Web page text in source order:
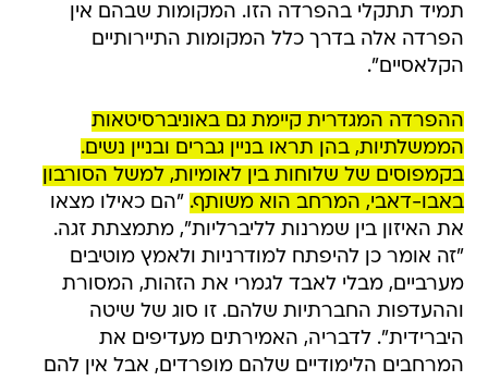
תמיד תתקלי בהפרדה הזו. המקומות שבהם אין
הפרדה אלה בדרך כלל המקומות התיירותיים
הקלאסיים".
ההפרדה המגדרית קיימת גם באוניברסיטאות
הממשלתיות, בהן תראו בניין גברים ובניין נשים.
בקמפוסים של שלוחות בין לאומיות, למשל הסורבון
באבו-דאבי, המרחב הוא משותף. "הם כאילו מצאו
את האיזון בין שמרנות לליברליות", מתמצתת זגה.
"זה אומר כן להיפתח למודרניות ולאמץ מוטיבים
מערביים, מבלי לאבד לגמרי את הזהות, המסורת
וההעדפות החברתיות שלהם. זו סוג של שיטה
היברידית". לדבריה, האמירתים מעדיפים את
המרחבים הלימודיים שלהם מופרדים, אבל אין להם